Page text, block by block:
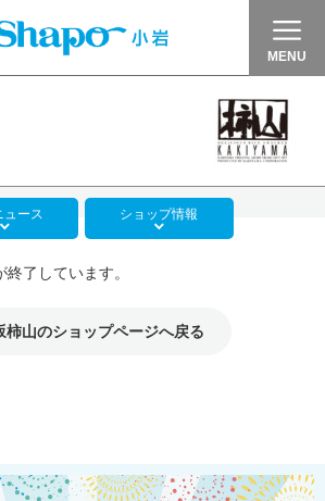
MENU
ュース ショップ情報
了しています。
柿山のショップページへ戻る